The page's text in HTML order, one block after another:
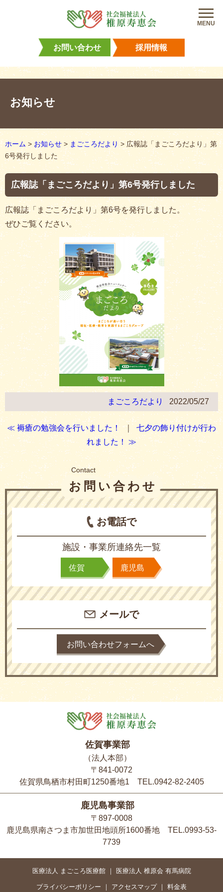
お問い合わせ 採用情報
お知らせ
ホーム > お知らせ > まごころだより> 広報誌「まごころだより」第
6号発行しました
広報誌「まごころだより」第6号発行しました
広報誌「まごころだより」第6号を発行しました。
ぜひご覧ください。
まごころだより 2022/05/27
≪ 褥瘡の勉強会を行いました！ ｜ 七夕の飾り付けが行わ
れました！ ≫
Contact
お問い合わせ
お電話で
施設・事業所連絡先一覧
佐賀 鹿児島
メールで
お問い合わせフォームへ
佐賀事業部
（法人本部）
〒841-0072
佐賀県鳥栖市村田町1250番地1 TEL.0942-82-2405
鹿児島事業部
〒897-0008
鹿児島県南さつま市加世田地頭所1600番地 TEL.0993-53-
7739
医療法人 まごころ医療館 医療法人 椎原会 有馬病院
プライバシーポリシー アクセスマップ 料金表
MENU